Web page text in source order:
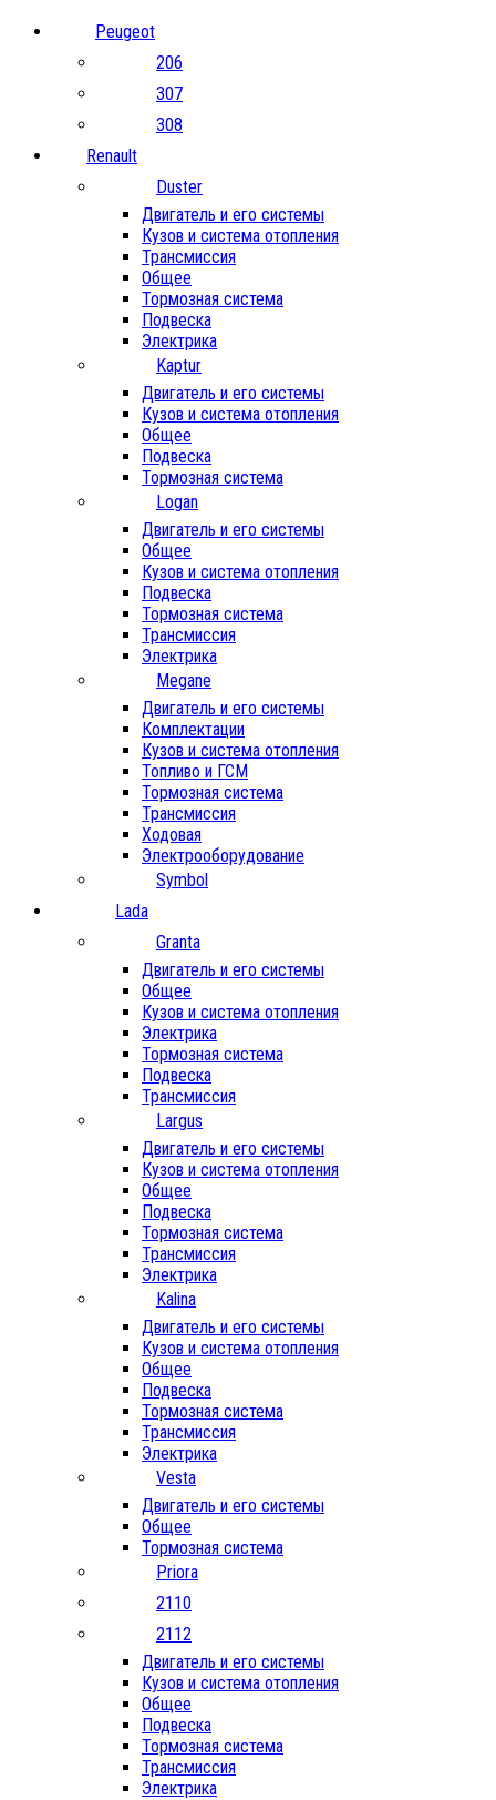
Peugeot
206
307
308
Renault
Duster
Двигатель и его системы
Кузов и система отопления
Трансмиссия
Общее
Тормозная система
Подвеска
Электрика
Kaptur
Двигатель и его системы
Кузов и система отопления
Общее
Подвеска
Тормозная система
Logan
Двигатель и его системы
Общее
Кузов и система отопления
Подвеска
Тормозная система
Трансмиссия
Электрика
Megane
Двигатель и его системы
Комплектации
Кузов и система отопления
Топливо и ГСМ
Тормозная система
Трансмиссия
Ходовая
Электрооборудование
Symbol
Lada
Granta
Двигатель и его системы
Общее
Кузов и система отопления
Электрика
Тормозная система
Подвеска
Трансмиссия
Largus
Двигатель и его системы
Кузов и система отопления
Общее
Подвеска
Тормозная система
Трансмиссия
Электрика
Kalina
Двигатель и его системы
Кузов и система отопления
Общее
Подвеска
Тормозная система
Трансмиссия
Электрика
Vesta
Двигатель и его системы
Общее
Тормозная система
Priora
2110
2112
Двигатель и его системы
Кузов и система отопления
Общее
Подвеска
Тормозная система
Трансмиссия
Электрика